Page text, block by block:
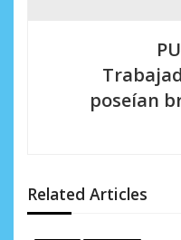
d
poseían
Related Articles